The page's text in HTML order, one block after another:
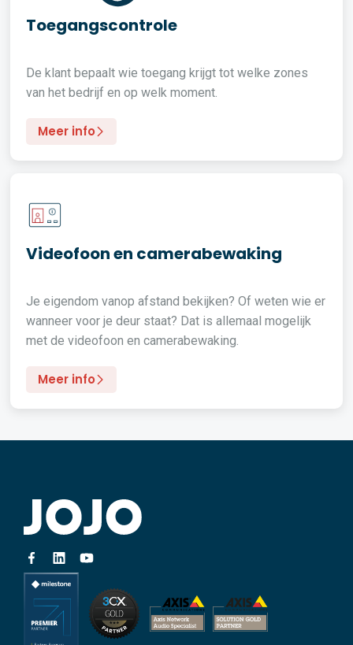
Toegangscontrole
De klant bepaalt wie toegang krijgt tot welke zones
van het bedrijf en op welk moment.
Meer info
Videofoon en camerabewaking
Je eigendom vanop afstand bekijken? Of weten wie er
wanneer voor je deur staat? Dat is allemaal mogelijk
met de videofoon en camerabewaking.
Meer info